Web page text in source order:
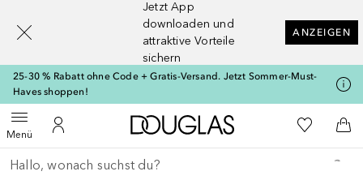
Jetzt App
downloaden und
attraktive Vorteile
sichern
ANZEIGEN
25-30 % Rabatt ohne Code + Gratis-Versand. Jetzt Sommer-Must-
Haves shoppen!
MenüMenü öffnenZu Meinem Kundenkonto
Zur Douglas Startseite
Zu Meiner
Gehe zurück
Suche ausführen
[navigation.slideout.screenreader]